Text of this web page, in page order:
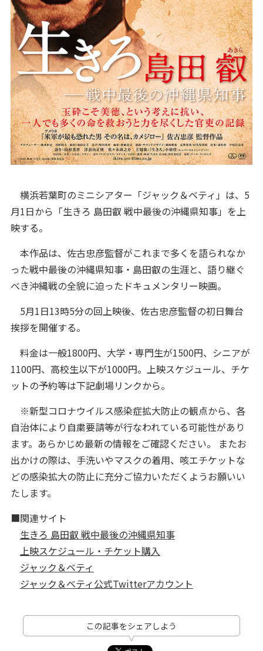
横浜若葉町のミニシアター「ジャック＆ベティ」は、5
月1日から「生きろ 島田叡 戦中最後の沖縄県知事」を上
映する。
本作品は、佐古忠彦監督がこれまで多くを語られなか
った戦中最後の沖縄県知事・島田叡の生涯と、語り継ぐ
べき沖縄戦の全貌に迫ったドキュメンタリー映画。
5月1日13時5分の回上映後、佐古忠彦監督の初日舞台
挨拶を開催する。
料金は一般1800円、大学・専門生が1500円、シニアが
1100円、高校生以下が1000円。上映スケジュール、チケ
ットの予約等は下記劇場リンクから。
※新型コロナウイルス感染症拡大防止の観点から、各
自治体により自粛要請等が行なわれている可能性があり
ます。あらかじめ最新の情報をご確認ください。 またお
出かけの際は、手洗いやマスクの着用、咳エチケットな
どの感染拡大の防止に充分ご協力いただくようお願いい
たします。
■関連サイト
生きろ 島田叡 戦中最後の沖縄県知事
上映スケジュール・チケット購入
ジャック＆ベティ
ジャック＆ベティ公式Twitterアカウント
この記事をシェアしよう